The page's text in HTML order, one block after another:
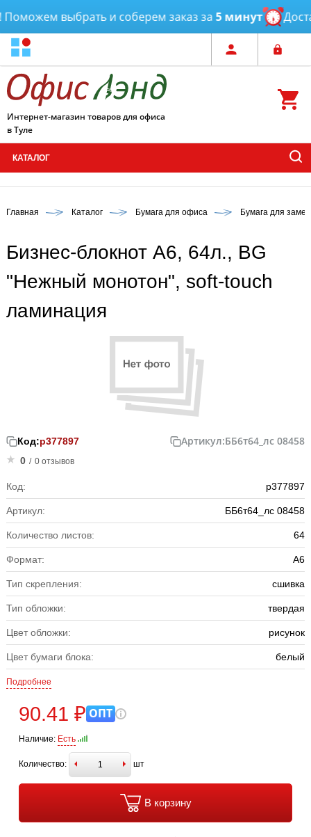
выбрать и соберем заказ за5 минут
Интернет-магазин товаров для офиса
в Туле
КАТАЛОГ
Главная Каталог Бумага для офиса Бумага для
Бизнес-блокнот А6, 64л., BG
"Нежный монотон", soft-touch
ламинация
Код:р377897 Артикул:ББ6т64_лс 08458
0 / 0 отзывов
Код: р377897
Артикул: ББ6т64_лс 08458
Количество листов: 64
Формат: А6
Тип скрепления: сшивка
Тип обложки: твердая
Цвет обложки: рисунок
Цвет бумаги блока: белый
Подробнее
90.41 ₽ ОПТ
Наличие: Есть
Количество: шт
В корзину